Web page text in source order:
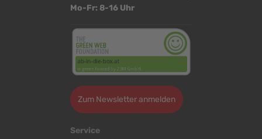
Mo-Fr: 8-16 Uhr
Zum Newsletter anmelden
Service